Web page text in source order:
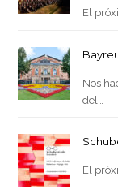
El
Nos
del…
El